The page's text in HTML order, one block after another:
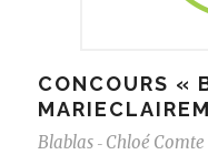
CONCOURS «
Blablas - Chloé Comte